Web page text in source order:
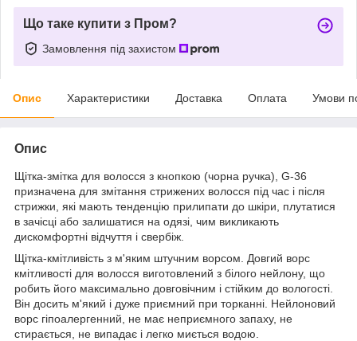
Що таке купити з Пром?
Замовлення під захистом
Опис Характеристики Доставка Оплата Умови
Опис
Щітка-змітка для волосся з кнопкою (чорна ручка), G-36
призначена для змітання стрижених волосся під час і після
стрижки, які мають тенденцію прилипати до шкіри, плутатися
в зачісці або залишатися на одязі, чим викликають
дискомфортні відчуття і свербіж.
Щітка-кмітливість з м'яким штучним ворсом. Довгий ворс
кмітливості для волосся виготовлений з білого нейлону, що
робить його максимально довговічним і стійким до вологості.
Він досить м'який і дуже приємний при торканні. Нейлоновий
ворс гіпоалергенний, не має неприємного запаху, не
стирається, не випадає і легко миється водою.